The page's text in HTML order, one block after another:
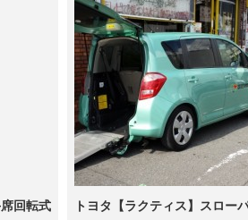
回転式
トヨタ【ラクティス】スロー